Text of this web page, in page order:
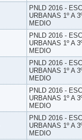
PNLD 2016 -
URBANAS 1º A
MEDIO
PNLD 2016 -
URBANAS 1º A
MEDIO
PNLD 2016 -
URBANAS 1º A
MEDIO
PNLD 2016 -
URBANAS 1º A
MEDIO
PNLD 2016 -
URBANAS 1º A
MEDIO